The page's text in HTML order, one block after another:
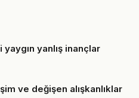
yanlış inançlar
ve değişen alışkanlıklar